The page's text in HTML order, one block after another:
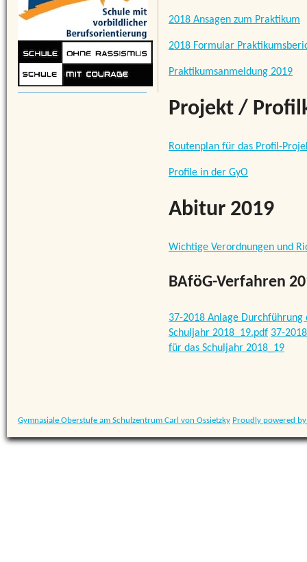
2018 Ansagen zum Praktikum
2018 Formular
Praktikumsanmeldung 2019
Projekt /
Routenplan für das Profil-
Profile in der GyO
Abitur 2019
Wichtige Verordnungen und
BAföG-Verfahren
37-2018 Anlage Durchführung
Schuljahr 2018_19.pdf 37-
für das Schuljahr 2018_19
Gymnasiale Oberstufe am Schulzentrum Carl von Ossietzky Proudly powered